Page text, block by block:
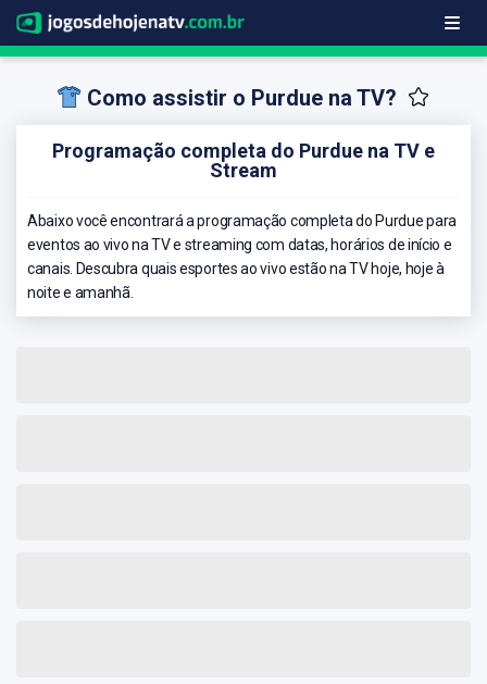
Como assistir o Purdue na TV?
Programação completa do Purdue na TV e
Stream
Abaixo você encontrará a programação completa do Purdue para
eventos ao vivo na TV e streaming com datas, horários de início e
canais. Descubra quais esportes ao vivo estão na TV hoje, hoje à
noite e amanhã.